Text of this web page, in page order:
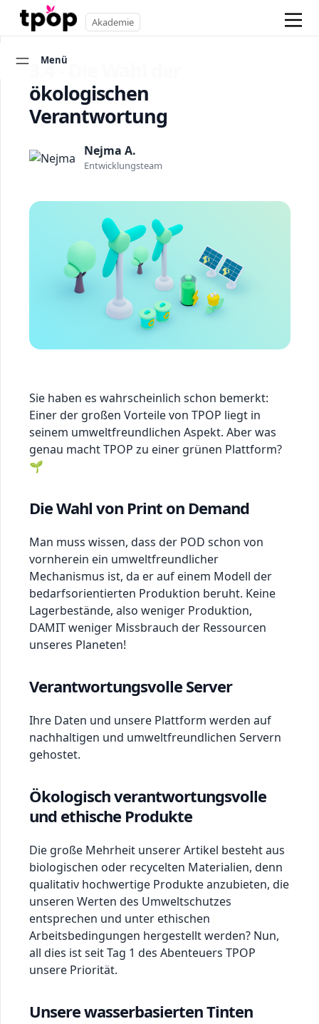
Akademie
Menü
3.4 - Die Wahl der
ökologischen
Verantwortung
Nejma A.
Entwicklungsteam
Sie haben es wahrscheinlich schon bemerkt:
Einer der großen Vorteile von TPOP liegt in
seinem umweltfreundlichen Aspekt. Aber was
genau macht TPOP zu einer grünen Plattform?
🌱
Die Wahl von Print on Demand
Man muss wissen, dass der POD schon von
vornherein ein umweltfreundlicher
Mechanismus ist, da er auf einem Modell der
bedarfsorientierten Produktion beruht. Keine
Lagerbestände, also weniger Produktion,
DAMIT weniger Missbrauch der Ressourcen
unseres Planeten!
Verantwortungsvolle Server
Ihre Daten und unsere Plattform werden auf
nachhaltigen und umweltfreundlichen Servern
gehostet.
Ökologisch verantwortungsvolle
und ethische Produkte
Die große Mehrheit unserer Artikel besteht aus
biologischen oder recycelten Materialien, denn
qualitativ hochwertige Produkte anzubieten, die
unseren Werten des Umweltschutzes
entsprechen und unter ethischen
Arbeitsbedingungen hergestellt werden? Nun,
all dies ist seit Tag 1 des Abenteuers TPOP
unsere Priorität.
Unsere wasserbasierten Tinten